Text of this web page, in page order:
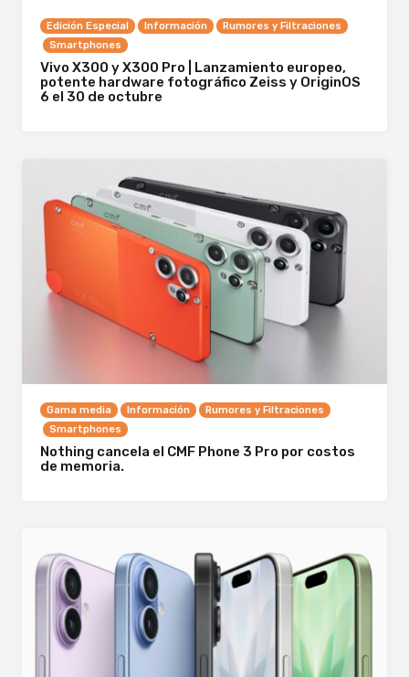
Edición Especial Información
Rumores y Filtraciones
Smartphones
Vivo X300 y X300 Pro | Lanzamiento europeo,
potente hardware fotográfico Zeiss y OriginOS
6 el 30 de octubre
Gama media Información
Rumores y Filtraciones
Smartphones
Nothing cancela el CMF Phone 3 Pro por costos
de memoria.